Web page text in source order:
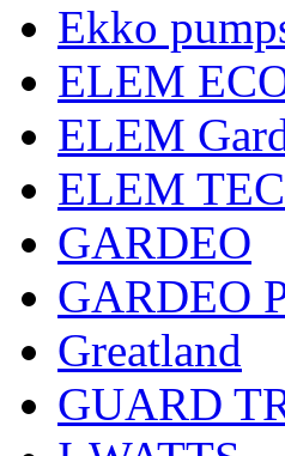
Ekko
ELEM
ELEM
ELEM
GARDEO
GARDEO
Greatland
GUARD